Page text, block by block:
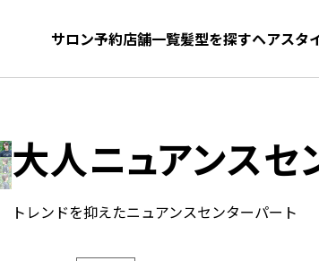
サロン予約店舗一覧髪型を探すヘアスタ
大人ニュアンスセ
トレンドを抑えたニュアンスセンターパート